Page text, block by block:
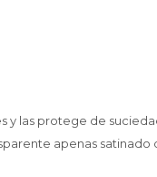
las protege de
apenas